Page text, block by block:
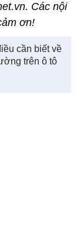
Các nội
ơn!
cần biết về
trên ô tô